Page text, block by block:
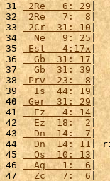
31 2Re   6: 29 |
32 2Re   7:  8 |
33 2Cr  31: 10 |
34
  Ne   9: 25
35 Est   4:17x |
36
  Gb  31: 17
|
37
  Gb  31: 39
|
38
Prv  23:  8|
39
  Is  44: 19
40
Ger  31: 29 |
41
  Ez   4: 14
42
  Ez  18:  2
|
43
  Dn  14:  7
|
44
  Dn  14: 11
|
45
  Os  10: 13
46
  Ag   1:  6
|
47
  Zc   7:  6
|